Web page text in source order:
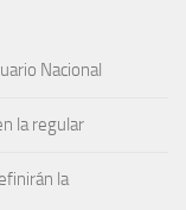
Nacional
la regular
la